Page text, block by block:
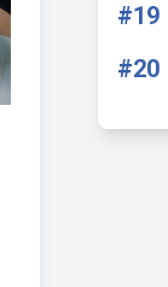
#19
#20